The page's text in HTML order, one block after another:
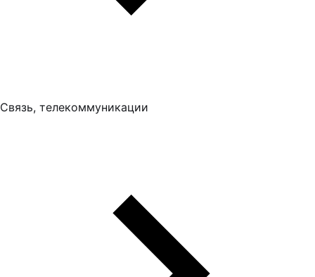
Связь, телекоммуникации